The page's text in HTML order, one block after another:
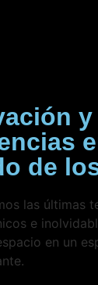
y
de
las últimas
e
en un